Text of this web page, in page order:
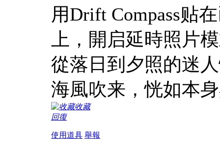
用Drift Compass贴
上，開启延時照片
從落日到夕照的迷
海風吹来，恍如本
收藏
回復
使用道具 舉報